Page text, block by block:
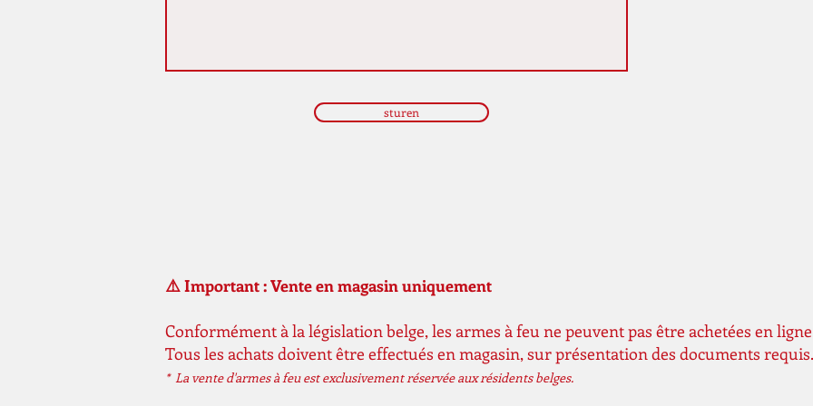
sturen
⚠️ Important : Vente en magasin uniquement
Conformément à la législation belge, les armes à feu ne peuvent pas être achetées en
Tous les achats doivent être effectués en magasin, sur présentation des documents requis.
* La vente d'armes à feu est exclusivement réservée aux résidents belges.